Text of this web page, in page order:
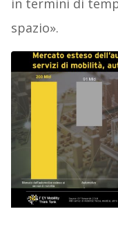
in termini di
spazio».